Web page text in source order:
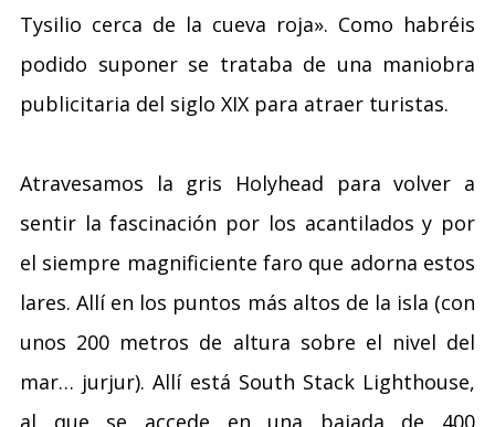
Tysilio cerca de la cueva roja». Como habréis
podido suponer se trataba de una maniobra
publicitaria del siglo XIX para atraer turistas.
Atravesamos la gris Holyhead para volver a
sentir la fascinación por los acantilados y por
el siempre magnificiente faro que adorna estos
lares. Allí en los puntos más altos de la isla (con
unos 200 metros de altura sobre el nivel del
mar… jurjur). Allí está South Stack Lighthouse,